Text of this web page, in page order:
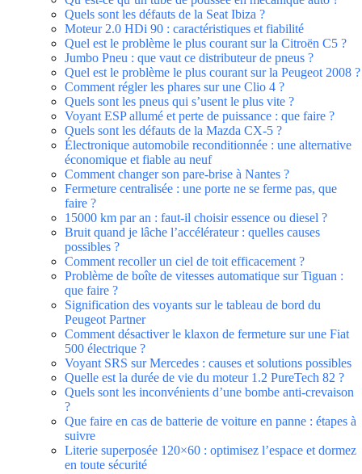
Quels sont les défauts de la Seat Ibiza ?
Moteur 2.0 HDi 90 : caractéristiques et fiabilité
Quel est le problème le plus courant sur la Citroën C5 ?
Jumbo Pneu : que vaut ce distributeur de pneus ?
Quel est le problème le plus courant sur la Peugeot 2008 ?
Comment régler les phares sur une Clio 4 ?
Quels sont les pneus qui s’usent le plus vite ?
Voyant ESP allumé et perte de puissance : que faire ?
Quels sont les défauts de la Mazda CX-5 ?
Électronique automobile reconditionnée : une alternative
économique et fiable au neuf
Comment changer son pare-brise à Nantes ?
Fermeture centralisée : une porte ne se ferme pas, que
faire ?
15000 km par an : faut-il choisir essence ou diesel ?
Bruit quand je lâche l’accélérateur : quelles causes
possibles ?
Comment recoller un ciel de toit efficacement ?
Problème de boîte de vitesses automatique sur Tiguan :
que faire ?
Signification des voyants sur le tableau de bord du
Peugeot Partner
Comment désactiver le klaxon de fermeture sur une Fiat
500 électrique ?
Voyant SRS sur Mercedes : causes et solutions possibles
Quelle est la durée de vie du moteur 1.2 PureTech 82 ?
Quels sont les inconvénients d’une bombe anti-crevaison
?
Que faire en cas de batterie de voiture en panne : étapes à
suivre
Literie superposée 120×60 : optimisez l’espace et dormez
en toute sécurité